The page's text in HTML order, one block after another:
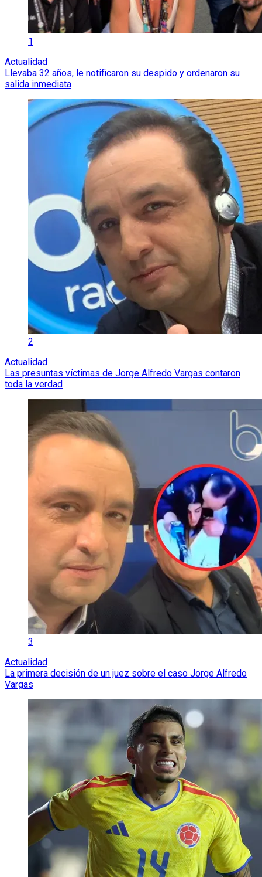
1
Actualidad
Llevaba 32 años, le notificaron su despido y ordenaron su
salida inmediata
2
Actualidad
Las presuntas víctimas de Jorge Alfredo Vargas contaron
toda la verdad
3
Actualidad
La primera decisión de un juez sobre el caso Jorge Alfredo
Vargas